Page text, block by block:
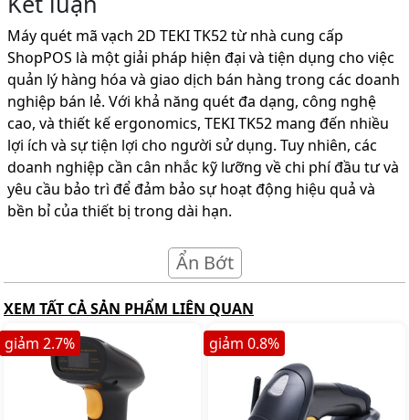
Máy quét mã vạch 2D TEKI TK52 từ nhà cung cấp
ShopPOS là một giải pháp hiện đại và tiện dụng cho việc
quản lý hàng hóa và giao dịch bán hàng trong các doanh
nghiệp bán lẻ. Với khả năng quét đa dạng, công nghệ
cao, và thiết kế ergonomics, TEKI TK52 mang đến nhiều
lợi ích và sự tiện lợi cho người sử dụng. Tuy nhiên, các
doanh nghiệp cần cân nhắc kỹ lưỡng về chi phí đầu tư và
yêu cầu bảo trì để đảm bảo sự hoạt động hiệu quả và
bền bỉ của thiết bị trong dài hạn.
Ẩn Bớt
XEM TẤT CẢ SẢN PHẨM LIÊN QUAN
giảm 2.7% giảm 0.8%